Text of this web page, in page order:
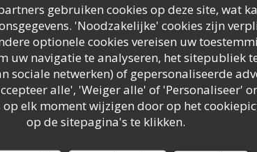
gebruiken cookies op deze site, wat
'Noodzakelijke' cookies zijn
optionele cookies vereisen uw
uw navigatie te analyseren, het sitepubliek
sociale netwerken) of gepersonaliseerde
alle', 'Weiger alle' of 'Personaliseer'
op elk moment wijzigen door op het
op de sitepagina's te klikken.
Le Grand Place